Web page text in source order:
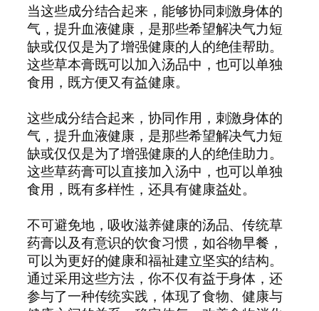
当这些成分结合起来，能够协同刺激身体的
气，提升血液健康，是那些希望解决气力短
缺或仅仅是为了增强健康的人的绝佳帮助。
这些草本膏既可以加入汤品中，也可以单独
食用，既方便又有益健康。
这些成分结合起来，协同作用，刺激身体的
气，提升血液健康，是那些希望解决气力短
缺或仅仅是为了增强健康的人的绝佳助力。
这些草药膏可以直接加入汤中，也可以单独
食用，既有多样性，还具有健康益处。
不可避免地，吸收滋养健康的汤品、传统草
药膏以及有意识的饮食习惯，如谷物早餐，
可以为更好的健康和福祉建立坚实的结构。
通过采用这些方法，你不仅有益于身体，还
参与了一种传统实践，体现了食物、健康与